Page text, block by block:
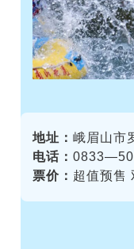
地址： 峨眉山市
电话：
票价： 超值预售